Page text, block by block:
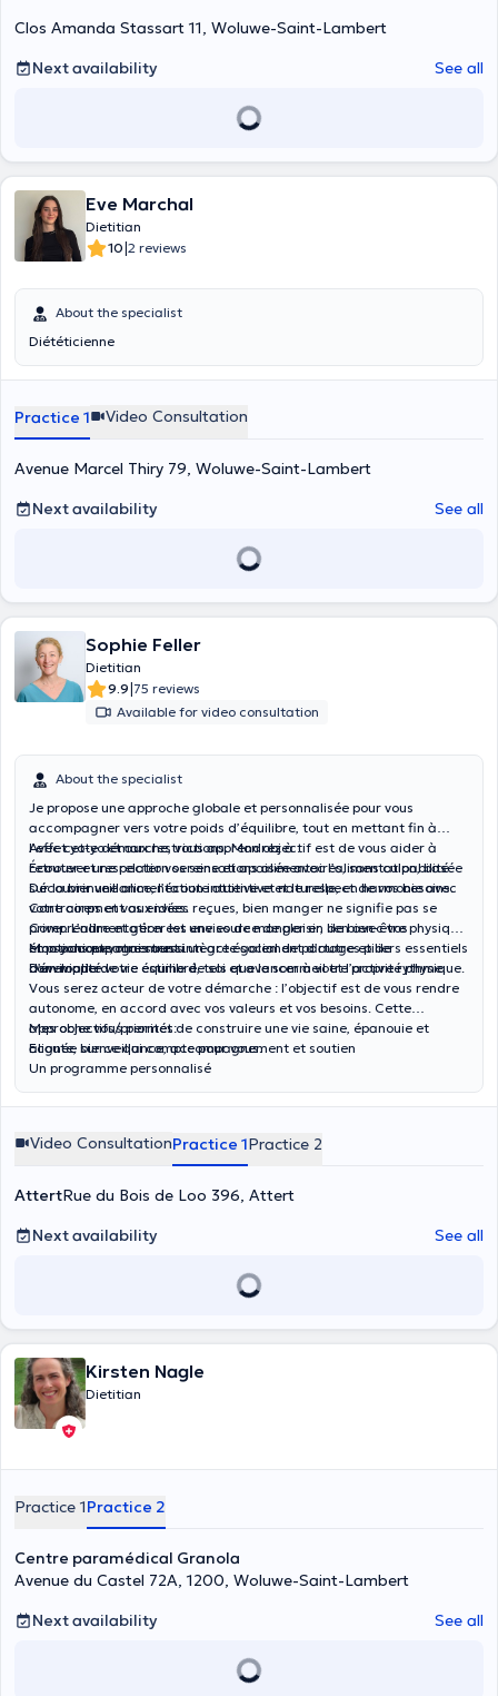
Clos Amanda Stassart 11, Woluwe-Saint-Lambert
Next availability
See all
Eve Marchal
Dietitian
10|2 reviews
About the specialist
Diététicienne
Practice 1 Video Consultation
Avenue Marcel Thiry 79, Woluwe-Saint-Lambert
Next availability
See all
Sophie Feller
Dietitian
9.9|75 reviews
Available for video consultation
About the specialist
Je propose une approche globale et personnalisée pour vous
accompagner vers votre poids d’équilibre, tout en mettant fin à
l’effet yo-yo et aux restrictions. Mon objectif est de vous aider à
retrouver une relation sereine et apaisée avec l’alimentation, basée
sur la bienveillance, l’écoute attentive et le respect de vos besoins.
Avec cette démarche, vous apprendrez à :
Écouter et respecter vos sensations alimentaires, sans culpabilité.
Découvrir une alimentation intuitive et naturelle, en harmonie avec
votre corps et vos envies.
Comprendre et gérer les envies de manger en lien avec vos
émotions et votre stress.
Développer votre estime de soi et avancer à votre propre rythme.
Contrairement aux idées reçues, bien manger ne signifie pas se
priver. L’alimentation est une source de plaisir, de bien-être physique
et psychique, mais aussi un acte social de partage et de
convivialité.
Mon accompagnement intègre également d’autres piliers essentiels
d’un mode de vie équilibré, tels que le sommeil et l’activité physique.
Vous serez acteur de votre démarche : l’objectif est de vous rendre
autonome, en accord avec vos valeurs et vos besoins. Cette
approche vous permet de construire une vie saine, épanouie et
alignée sur ce qui compte pour vous.
Mes objectifs/priorités:
Ecoute, bienveillance, accompagnement et soutien
Un programme personnalisé
Décoder les envies de manger émotionnelles et mieux les
Renforcer l’estime de soi
Avancer à son propre rythme
Video ConsultationPractice 1Practice 2
AttertRue du Bois de Loo 396, Attert
Next availability
See all
Kirsten Nagle
Dietitian
Practice 1Practice 2
Centre paramédical Granola
Avenue du Castel 72A, 1200, Woluwe-Saint-Lambert
Next availability
See all